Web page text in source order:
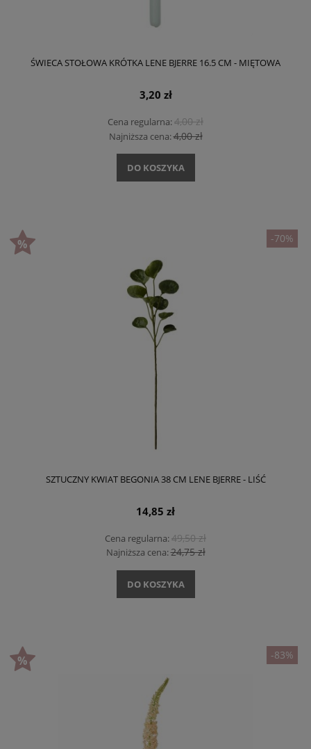
ŚWIECA STOŁOWA KRÓTKA LENE BJERRE 16.5 CM - MIĘTOWA
3,20 zł
Cena regularna:4,00 zł
Najniższa cena:4,00 zł
DO KOSZYKA
SZTUCZNY KWIAT BEGONIA 38 CM LENE BJERRE - LIŚĆ
14,85 zł
Cena regularna:49,50 zł
Najniższa cena:24,75 zł
DO KOSZYKA
-70%
-83%